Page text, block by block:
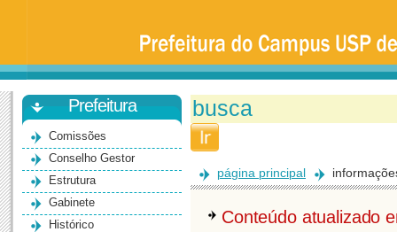
Universidade
São
Paulo
-
BauruPrefeitura
Comissões
Conselho Gestor
Estrutura
Gabinete
Histórico
página principal
Conteúdo atualizado